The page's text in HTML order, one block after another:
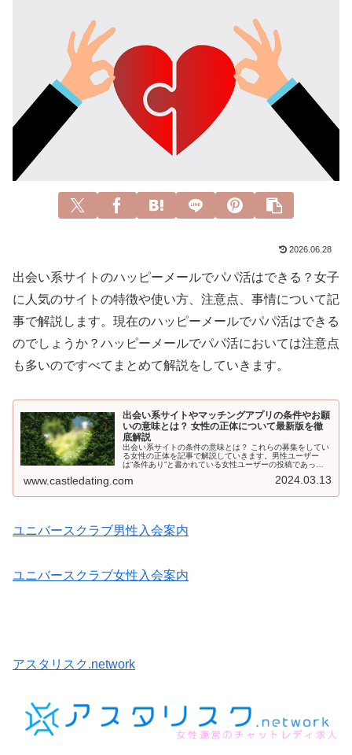
2026.06.28
出会い系サイトのハッピーメールでパパ活はできる？女子
に人気のサイトの特徴や使い方、注意点、事情について記
事で解説します。現在のハッピーメールでパパ活はできる
のでしょうか？ハッピーメールでパパ活においては注意点
も多いのですべてまとめて解説をしていきます。
出会い系サイトやマッチングアプリの条件やお願
いの意味とは？ 女性の正体について最新版を徹
底解説
出会い系サイトの条件の意味とは？ これらの募集をしてい
る女性の正体を記事で解説していきます。男性ユーザー
は“条件あり”と書かれている女性ユーザーの投稿であった
です。出会い目的で探しているとは限らないからです。
www.castledating.com 2024.03.13
ユニバースクラブ男性入会案内
ユニバースクラブ女性入会案内
アスタリスク.network